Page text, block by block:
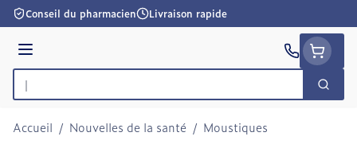
Aller au contenu
Conseil du pharmacien Livraison rapide
Menu
Rechercher
Accueil / Nouvelles de la santé / Moustiques